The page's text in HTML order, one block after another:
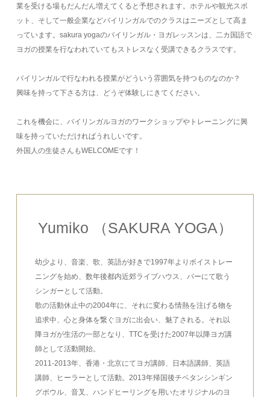
業を受ける場もだんだん増えてくると予想されます。ホテルや観光スポ
ット、そして一般企業などバイリンガルでのクラスはニーズとして高ま
っています。sakura yogaのバイリンガル・ヨガレッスンは、二カ国語で
ヨガの授業を行なわれていてもストレスなく受講できるクラスです。
バイリンガルで行なわれる授業がどういう雰囲気を持つものなのか？
興味を持って下さる方は、どうぞ体験しにきてください。
これを機会に、バイリンガルヨガのワークショップやトレーニングに興
味を持っていただければうれしいです。
外国人の生徒さんもWELCOMEです！
Yumiko （SAKURA YOGA）
幼少より、音楽、歌、英語が好きで1997年よりボイストレー
ニングを始め、数年後都内近郊ライブハウス、バーにて歌う
シンガーとして活動。
歌の活動休止中の2004年に、それに変わる情熱を注げる物を
追求中、心と身体を繋ぐヨガに出会い、魅了される。それ以
降ヨガが生活の一部となり、TTCを受けた2007年以降ヨガ講
師として活動開始。
2011-2013年、香港・北京にてヨガ講師、日本語講師、英語
講師、ヒーラーとして活動。2013年帰国後チベタンシンギン
グボウル、音叉、ハンドヒーリングを用いたオリジナルのヨ